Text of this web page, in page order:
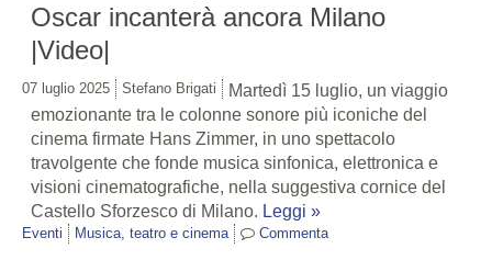
Oscar incanterà ancora Milano
|Video|
07 luglio 2025 Stefano Brigati
Martedì 15 luglio, un viaggio
emozionante tra le colonne sonore più iconiche del
cinema firmate Hans Zimmer, in uno spettacolo
travolgente che fonde musica sinfonica, elettronica e
visioni cinematografiche, nella suggestiva cornice del
Castello Sforzesco di Milano. Leggi »
Eventi Musica, teatro e cinema Commenta